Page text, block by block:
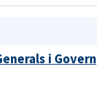
i Govern